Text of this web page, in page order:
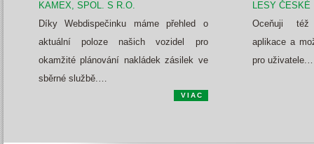
KAMEX, SPOL. S R.O.
Díky Webdispečinku máme přehled o
aktuální poloze našich vozidel pro
okamžité plánování nakládek zásilek ve
sběrné službě.…
VIAC
LESY ČESKÉ
Oceňuji též
aplikace a
pro